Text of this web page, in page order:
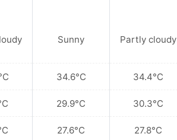
Sunny
34.6°C
29.9°C
27.6°C
Partly cloudy
34.4°C
30.3°C
27.8°C